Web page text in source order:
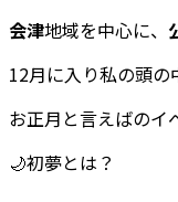
会津地域を中心に、
12月に入り私の頭
お正月と言えばのイ
🌙初夢とは？